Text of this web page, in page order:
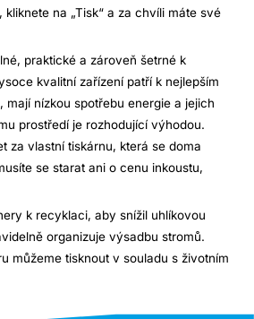
na „Tisk“ a za chvíli máte své
praktické a zároveň šetrné k
kvalitní zařízení patří k nejlepším
mají nízkou spotřebu energie a jejich
prostředí je rozhodující výhodou.
za vlastní tiskárnu, která se doma
se starat ani o cenu inkoustu,
k recyklaci, aby snížil uhlíkovou
organizuje výsadbu stromů.
můžeme tisknout v souladu s životním